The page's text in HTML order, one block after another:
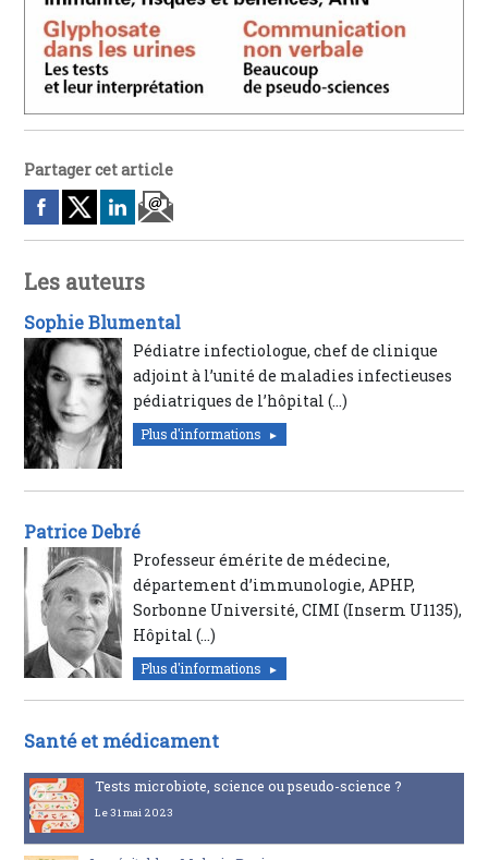
Partager cet article
Les auteurs
Sophie Blumental
Pédiatre infectiologue, chef de clinique
adjoint à l’unité de maladies infectieuses
pédiatriques de l’hôpital (…)
Plus d'informations
Patrice Debré
Professeur émérite de médecine,
département d’immunologie, APHP,
Sorbonne Université, CIMI (Inserm U1135),
Hôpital (…)
Plus d'informations
Santé et médicament
Tests microbiote, science ou pseudo-science ?
Le 31 mai 2023